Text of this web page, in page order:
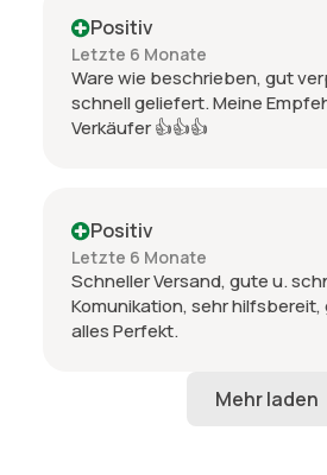
Positiv
Letzte 6 Monate
Ware wie beschrieben, gut
schnell geliefert. Meine
Verkäufer 👍👍👍
Positiv
Letzte 6 Monate
Schneller Versand, gute u.
Komunikation, sehr hilfsbereit,
alles Perfekt.